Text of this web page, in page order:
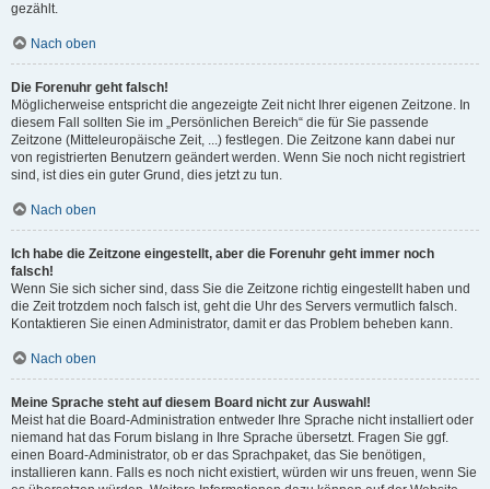
gezählt.
Nach oben
Die Forenuhr geht falsch!
Möglicherweise entspricht die angezeigte Zeit nicht Ihrer eigenen Zeitzone. In
diesem Fall sollten Sie im „Persönlichen Bereich“ die für Sie passende
Zeitzone (Mitteleuropäische Zeit, ...) festlegen. Die Zeitzone kann dabei nur
von registrierten Benutzern geändert werden. Wenn Sie noch nicht registriert
sind, ist dies ein guter Grund, dies jetzt zu tun.
Nach oben
Ich habe die Zeitzone eingestellt, aber die Forenuhr geht immer noch
falsch!
Wenn Sie sich sicher sind, dass Sie die Zeitzone richtig eingestellt haben und
die Zeit trotzdem noch falsch ist, geht die Uhr des Servers vermutlich falsch.
Kontaktieren Sie einen Administrator, damit er das Problem beheben kann.
Nach oben
Meine Sprache steht auf diesem Board nicht zur Auswahl!
Meist hat die Board-Administration entweder Ihre Sprache nicht installiert oder
niemand hat das Forum bislang in Ihre Sprache übersetzt. Fragen Sie ggf.
einen Board-Administrator, ob er das Sprachpaket, das Sie benötigen,
installieren kann. Falls es noch nicht existiert, würden wir uns freuen, wenn Sie